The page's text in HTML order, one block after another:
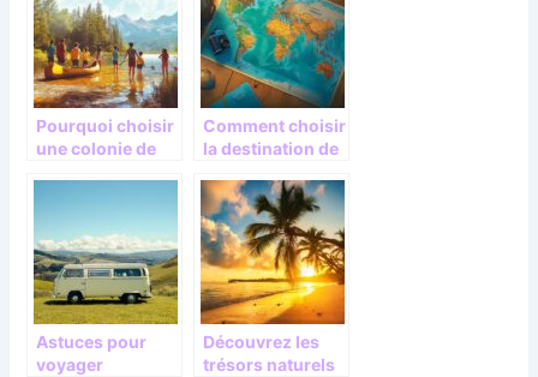
le blog
Partiraularge.co
m
Pourquoi choisir
une colonie de
Comment choisir
la destination de
voyage
Astuces pour
voyager
Découvrez les
trésors naturels